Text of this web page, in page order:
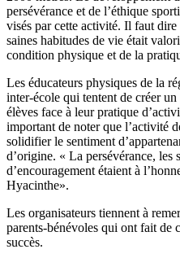
persévérance et de l’éthique
visés par cette activité. Il faut
saines habitudes de vie était
condition physique et de la
Les éducateurs physiques de la
inter-école qui tentent de créer
élèves face à leur pratique
important de noter que l’activité
solidifier le sentiment
d’origine. « La persévérance, les
d’encouragement étaient à
Hyacinthe».
Les organisateurs tiennent à
parents-bénévoles qui ont fait de
succès.